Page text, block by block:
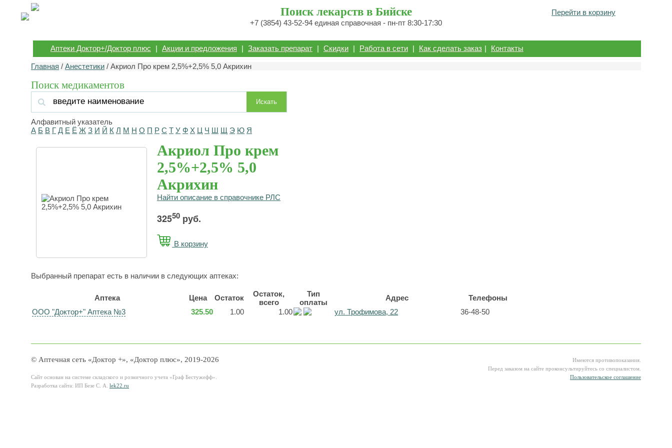
Поиск лекарств в Бийске
+7 (3854) 43-52-94 единая справочная - пн-пт 8:30-17:30
Перейти в корзину
Аптеки Доктор+/Доктор плюс | Акции и предложения | Заказать препарат | Скидки | Работа в сети | Как сделать заказ | Контакты
Главная / Анестетики / Акриол Про крем 2,5%+2,5% 5,0 Акрихин
Поиск медикаментов
Искать
Алфавитный указатель
А Б В Г Д Е Ё Ж З И Й К Л М Н О П Р С Т У Ф Х Ц Ч Ш Щ Э Ю Я
Акриол Про крем
2,5%+2,5% 5,0
Акрихин
Найти описание в справочнике РЛС
32550 руб.
В корзину
Выбранный препарат есть в наличии в следующих аптеках:
Аптека Цена Остаток
Остаток,
всего
Тип
оплаты
Адрес
Телефоны
ООО "Доктор+" Аптека №3
325.50 1.00 1.00 ул. Трофимова, 22 36-48-50
© Аптечная сеть «Доктор +», «Доктор плюс», 2019-2026
Сайт основан на системе складского и розничного учета «Граф Бестужефф».
Разработка сайта: ИП Безе С. А. lek22.ru
Имеются противопоказания.
Перед заказом на сайте проконсультируйтесь со специалистом.
Пользовательское соглашение